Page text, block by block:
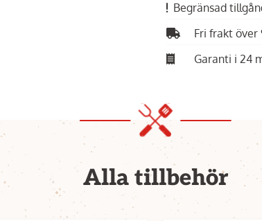
Begränsad
Fri frakt
Garanti i 24
Alla tillbehör